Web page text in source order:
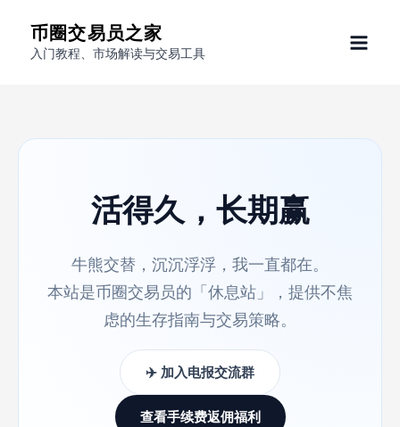
币圈交易员之家
入门教程、市场解读与交易工具
活得久，长期赢
牛熊交替，沉沉浮浮，我一直都在。
本站是币圈交易员的「休息站」，提供不焦
虑的生存指南与交易策略。
✈️ 加入电报交流群
查看手续费返佣福利